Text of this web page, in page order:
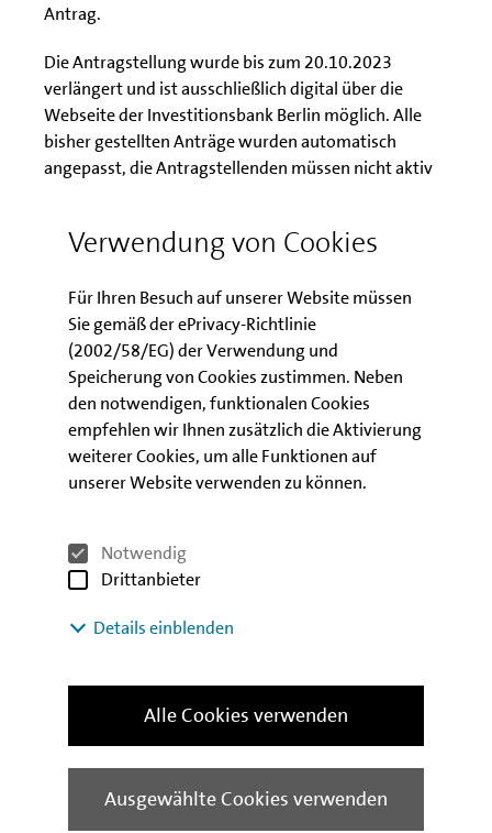
Verwendung von Cookies
Für Ihren Besuch auf unserer Website müssen
Sie gemäß der ePrivacy-Richtlinie
(2002/58/EG) der Verwendung und
Speicherung von Cookies zustimmen. Neben
den notwendigen, funktionalen Cookies
empfehlen wir Ihnen zusätzlich die Aktivierung
weiterer Cookies, um alle Funktionen auf
unserer Website verwenden zu können.
Notwendig
Drittanbieter
Details einblenden
Ausgewählte Cookies verwenden
Alle Cookies verwenden
Antrag.
Die Antragstellung wurde bis zum 20.10.2023
verlängert und ist ausschließlich digital über die
Webseite der Investitionsbank Berlin möglich. Alle
bisher gestellten Anträge wurden automatisch
angepasst, die Antragstellenden müssen nicht aktiv
www.ibb.de/heizkostenhilfe
Kontakt
Jens Holtkamp